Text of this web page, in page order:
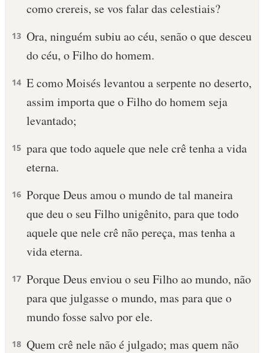
como crereis, se vos falar das celestiais?
13 Ora, ninguém subiu ao céu, senão o que desceu
do céu, o Filho do homem.
14 E como Moisés levantou a serpente no deserto,
assim importa que o Filho do homem seja
levantado;
15 para que todo aquele que nele crê tenha a vida
eterna.
16 Porque Deus amou o mundo de tal maneira
que deu o seu Filho unigênito, para que todo
aquele que nele crê não pereça, mas tenha a
vida eterna.
17 Porque Deus enviou o seu Filho ao mundo, não
para que julgasse o mundo, mas para que o
mundo fosse salvo por ele.
18 Quem crê nele não é julgado; mas quem não